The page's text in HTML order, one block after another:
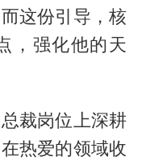
这份引导，核
，强化他的天
裁岗位上深耕
热爱的领域收